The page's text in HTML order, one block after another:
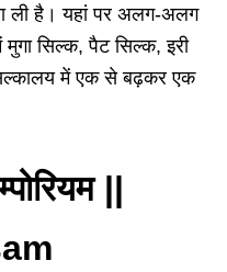
ली है। यहां पर अलग-अलग
मुगा सिल्क, पैट सिल्क, इरी
में एक से बढ़कर एक
||